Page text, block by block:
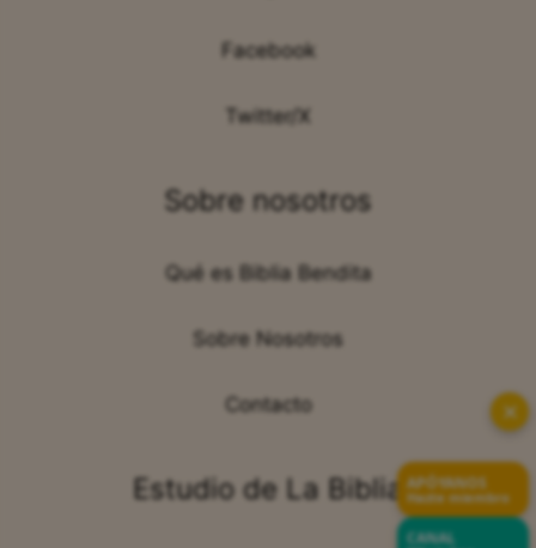
Facebook
Twitter/X
Sobre nosotros
Qué es Biblia Bendita
Sobre Nosotros
Contacto
Estudio de La Biblia
✕
APÓYANOS
Hazte miembro
CANAL